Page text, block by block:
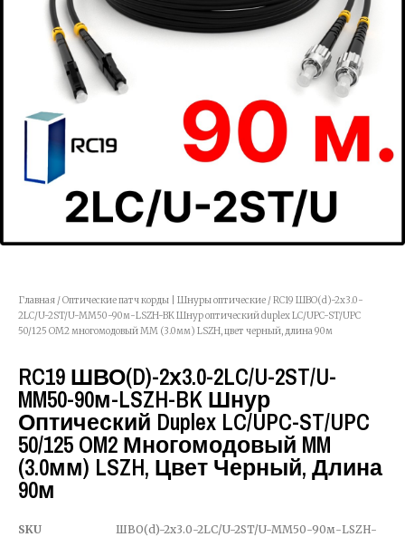
Главная /Оптические патч корды | Шнуры оптические / RC19 ШВО(d)-2х3.0-
2LC/U-2ST/U-MM50-90м-LSZH-BK Шнур оптический duplex LC/UPC-ST/UPC
50/125 OM2 многомодовый MM (3.0мм) LSZH, цвет черный, длина 90м
RC19 ШВО(d)-2х3.0-2LC/U-2ST/U-
MM50-90м-LSZH-BK Шнур
Оптический Duplex LC/UPC-ST/UPC
50/125 OM2 Многомодовый MM
(3.0мм) LSZH, Цвет Черный, Длина
90м
SKU
ШВО(d)-2х3.0-2LC/U-2ST/U-MM50-90м-LSZH-